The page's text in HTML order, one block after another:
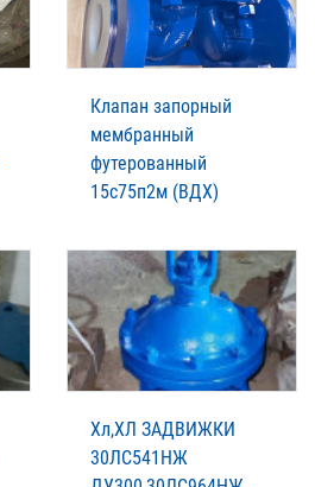
Клапан запорный
мембранный
футерованный
15с75п2м (ВДХ)
Хл,ХЛ ЗАДВИЖКИ
30ЛС541НЖ